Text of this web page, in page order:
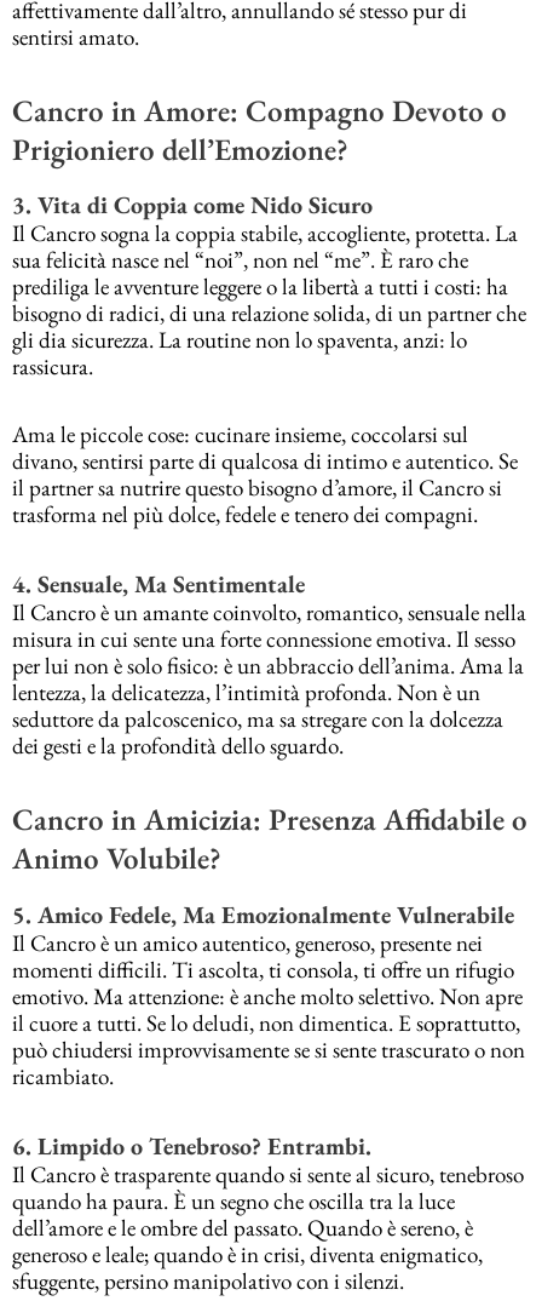
affettivamente dall’altro, annullando sé stesso pur di
sentirsi amato.
Cancro in Amore: Compagno Devoto o
Prigioniero dell’Emozione?
3. Vita di Coppia come Nido Sicuro
Il Cancro sogna la coppia stabile, accogliente, protetta. La
sua felicità nasce nel “noi”, non nel “me”. È raro che
prediliga le avventure leggere o la libertà a tutti i costi: ha
bisogno di radici, di una relazione solida, di un partner che
gli dia sicurezza. La routine non lo spaventa, anzi: lo
rassicura.
Ama le piccole cose: cucinare insieme, coccolarsi sul
divano, sentirsi parte di qualcosa di intimo e autentico. Se
il partner sa nutrire questo bisogno d’amore, il Cancro si
trasforma nel più dolce, fedele e tenero dei compagni.
4. Sensuale, Ma Sentimentale
Il Cancro è un amante coinvolto, romantico, sensuale nella
misura in cui sente una forte connessione emotiva. Il sesso
per lui non è solo fisico: è un abbraccio dell’anima. Ama la
lentezza, la delicatezza, l’intimità profonda. Non è un
seduttore da palcoscenico, ma sa stregare con la dolcezza
dei gesti e la profondità dello sguardo.
Cancro in Amicizia: Presenza Affidabile o
Animo Volubile?
5. Amico Fedele, Ma Emozionalmente Vulnerabile
Il Cancro è un amico autentico, generoso, presente nei
momenti difficili. Ti ascolta, ti consola, ti offre un rifugio
emotivo. Ma attenzione: è anche molto selettivo. Non apre
il cuore a tutti. Se lo deludi, non dimentica. E soprattutto,
può chiudersi improvvisamente se si sente trascurato o non
ricambiato.
6. Limpido o Tenebroso? Entrambi.
Il Cancro è trasparente quando si sente al sicuro, tenebroso
quando ha paura. È un segno che oscilla tra la luce
dell’amore e le ombre del passato. Quando è sereno, è
generoso e leale; quando è in crisi, diventa enigmatico,
sfuggente, persino manipolativo con i silenzi.